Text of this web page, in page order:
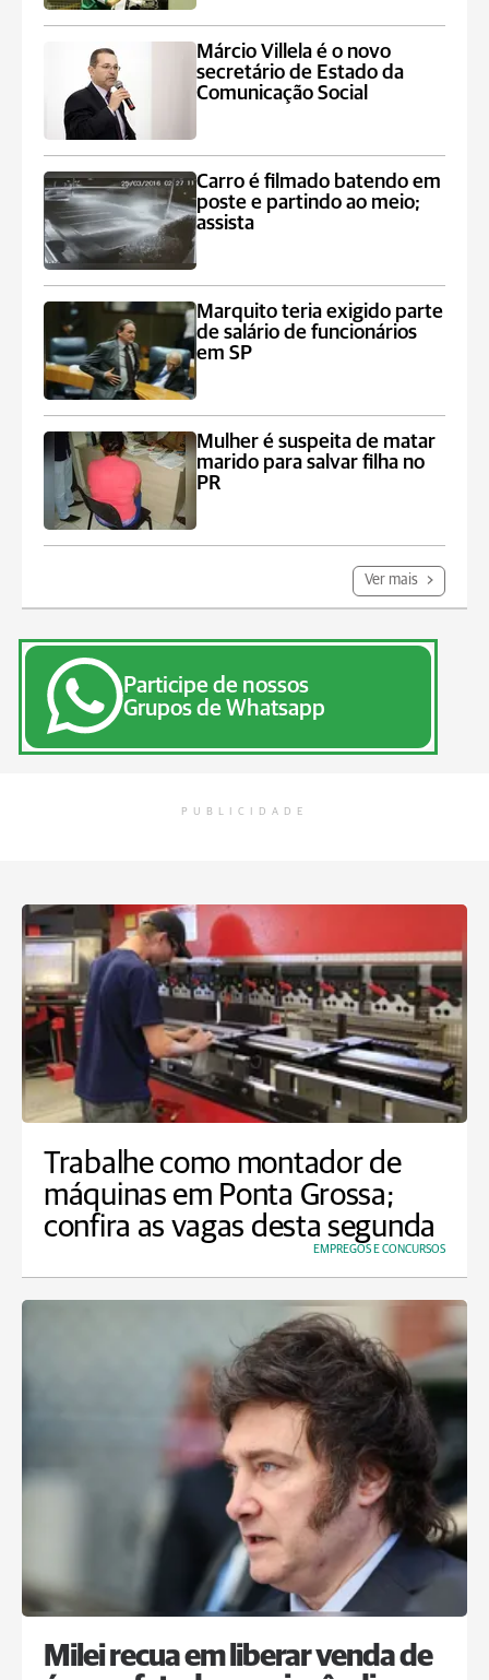
Márcio Villela é o novo
secretário de Estado da
Comunicação Social
Carro é filmado batendo em
poste e partindo ao meio;
assista
Marquito teria exigido parte
de salário de funcionários
em SP
Mulher é suspeita de matar
marido para salvar filha no
PR
Ver mais
Participe de nossos
Grupos de Whatsapp
PUBLICIDADE
Trabalhe como montador de
máquinas em Ponta Grossa;
confira as vagas desta segunda
EMPREGOS E CONCURSOS
Milei recua em liberar venda de